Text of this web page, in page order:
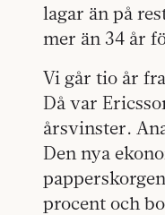
lagar än på
mer än 34 år
Vi går tio år
Då var
årsvinster.
Den nya
procent och